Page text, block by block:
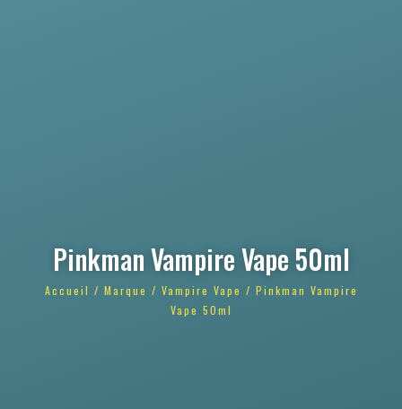
Pinkman Vampire Vape 50ml
Accueil / Marque / Vampire Vape / Pinkman Vampire
Vape 50ml